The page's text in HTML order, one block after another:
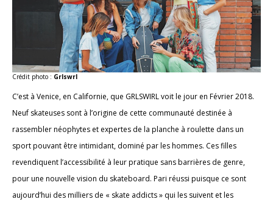
Crédit photo : Grlswrl
C’est à Venice, en Californie, que GRLSWIRL voit le jour en Février 2018.
Neuf skateuses sont à l’origine de cette communauté destinée à
rassembler néophytes et expertes de la planche à roulette dans un
sport pouvant être intimidant, dominé par les hommes. Ces filles
revendiquent l’accessibilité à leur pratique sans barrières de genre,
pour une nouvelle vision du skateboard. Pari réussi puisque ce sont
aujourd’hui des milliers de « skate addicts » qui les suivent et les